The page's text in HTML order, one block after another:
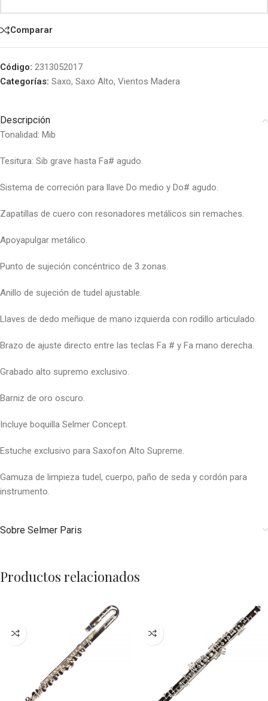
Comparar
Código: 2313052017
Categorías: Saxo, Saxo Alto, Vientos Madera
Descripción
Tonalidad: Mib
Tesitura: Sib grave hasta Fa# agudo.
Sistema de correción para llave Do medio y Do# agudo.
Zapatillas de cuero con resonadores metálicos sin remaches.
Apoyapulgar metálico.
Punto de sujeción concéntrico de 3 zonas.
Anillo de sujeción de tudel ajustable.
Llaves de dedo meñique de mano izquierda con rodillo articulado.
Brazo de ajuste directo entre las teclas Fa # y Fa mano derecha.
Grabado alto supremo exclusivo.
Barniz de oro oscuro.
Incluye boquilla Selmer Concept.
Estuche exclusivo para Saxofon Alto Supreme.
Gamuza de limpieza tudel, cuerpo, paño de seda y cordón para
instrumento.
Sobre Selmer Paris
Productos relacionados